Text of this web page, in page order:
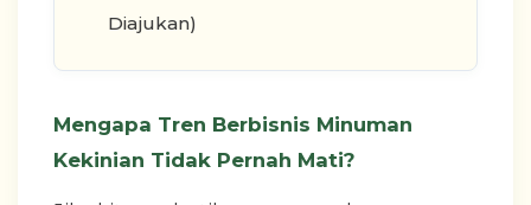
Diajukan)
Mengapa Tren Berbisnis Minuman
Kekinian Tidak Pernah Mati?